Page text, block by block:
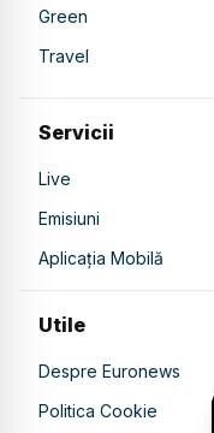
Green
Travel
Servicii
Live
Emisiuni
Aplicația Mobilă
Utile
Despre Euronews
Politica Cookie